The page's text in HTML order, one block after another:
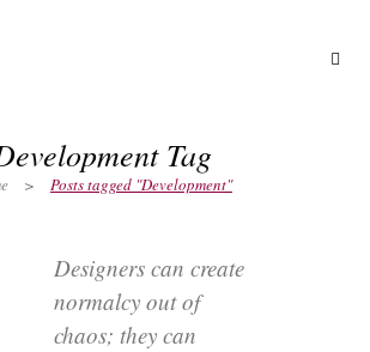
Tag
> Posts tagged "Development"
Designers can create
normalcy out of
chaos; they can